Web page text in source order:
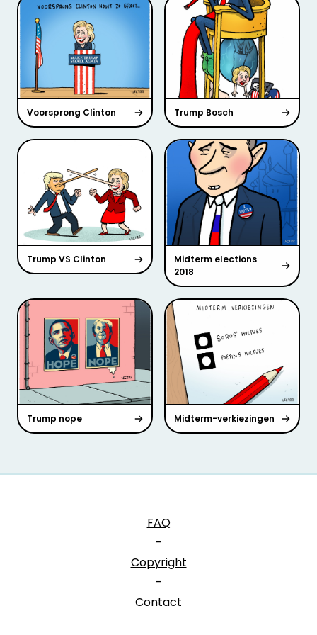
Voorsprong Clinton Trump Bosch
Trump VS Clinton
Midterm elections
2018
Trump nope Midterm-verkiezingen
FAQ
-
Copyright
-
Contact